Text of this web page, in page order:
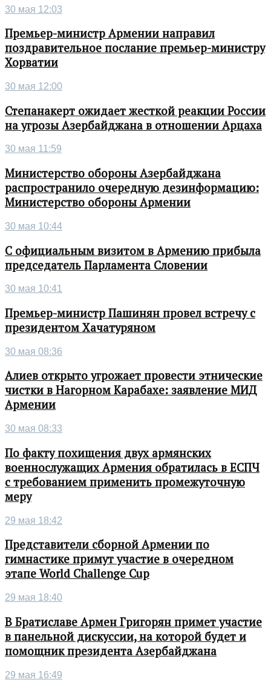
30 мая 12:03
Премьер-министр Армении направил
поздравительное послание премьер-министру
Хорватии
30 мая 12:00
Степанакерт ожидает жесткой реакции России
на угрозы Азербайджана в отношении Арцаха
30 мая 11:59
Министерство обороны Азербайджана
распространило очередную дезинформацию:
Министерство обороны Армении
30 мая 10:44
С официальным визитом в Армению прибыла
председатель Парламента Словении
30 мая 10:41
Премьер-министр Пашинян провел встречу с
президентом Хачатуряном
30 мая 08:36
Алиев открыто угрожает провести этнические
чистки в Нагорном Карабахе: заявление МИД
Армении
30 мая 08:33
По факту похищения двух армянских
военнослужащих Армения обратилась в ЕСПЧ
с требованием применить промежуточную
меру
29 мая 18:42
Представители сборной Армении по
гимнастике примут участие в очередном
этапе World Challenge Cup
29 мая 18:40
В Братиславе Армен Григорян примет участие
в панельной дискуссии, на которой будет и
помощник президента Азербайджана
29 мая 16:49